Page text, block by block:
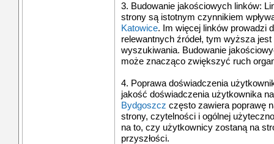
3. Budowanie jakościowych linków:
strony są istotnym czynnikiem
Katowice. Im więcej linków prowadzi
relewantnych źródeł, tym wyższa
wyszukiwania. Budowanie
może znacząco zwiększyć ruch
4. Poprawa doświadczenia
jakość doświadczenia użytkownika
Bydgoszcz często zawiera poprawę
strony, czytelności i ogólnej
na to, czy użytkownicy zostaną na
przyszłości.